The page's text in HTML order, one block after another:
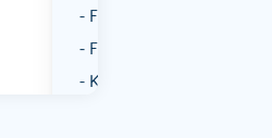
Fietsen
Film
Kunst & Cultuur